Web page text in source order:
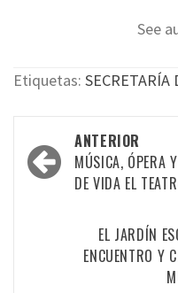
See
Etiquetas: SECRETARÍA
Navegación
por
entradas
ANTERIOR
MÚSICA, ÓPERA
DE VIDA EL
EL JARDÍN
ENCUENTRO Y